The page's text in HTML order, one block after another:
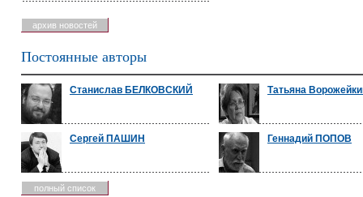
архив новостей
Постоянные авторы
Станислав БЕЛКОВСКИЙ Татьяна
Сергей ПАШИН Геннадий ПОПОВ
полный список